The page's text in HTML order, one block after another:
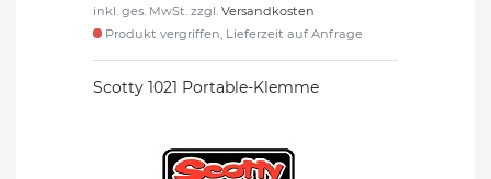
inkl. ges. MwSt. zzgl. Versandkosten
Produkt vergriffen, Lieferzeit auf Anfrage
Scotty 1021 Portable-Klemme